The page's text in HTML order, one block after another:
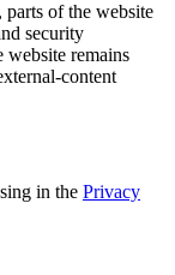
of the website
security
website remains
content
in the Privacy